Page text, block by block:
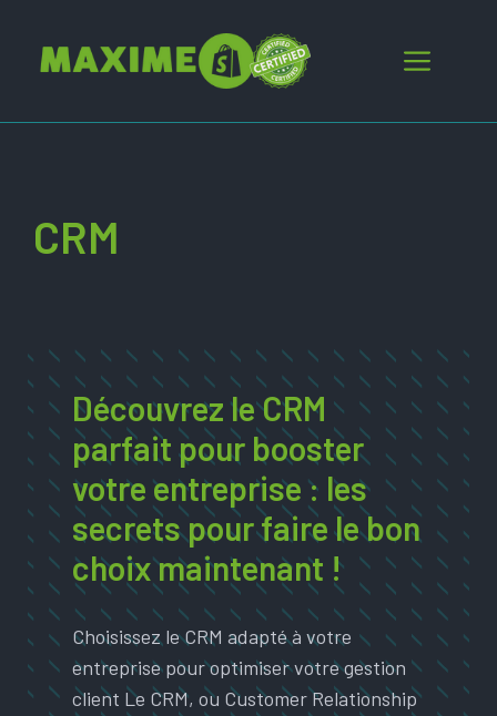
contenu
Menu
CRM
Découvrez le CRM
parfait pour booster
votre entreprise : les
secrets pour faire le bon
choix maintenant !
Choisissez le CRM adapté à votre
entreprise pour optimiser votre gestion
client Le CRM, ou Customer Relationship